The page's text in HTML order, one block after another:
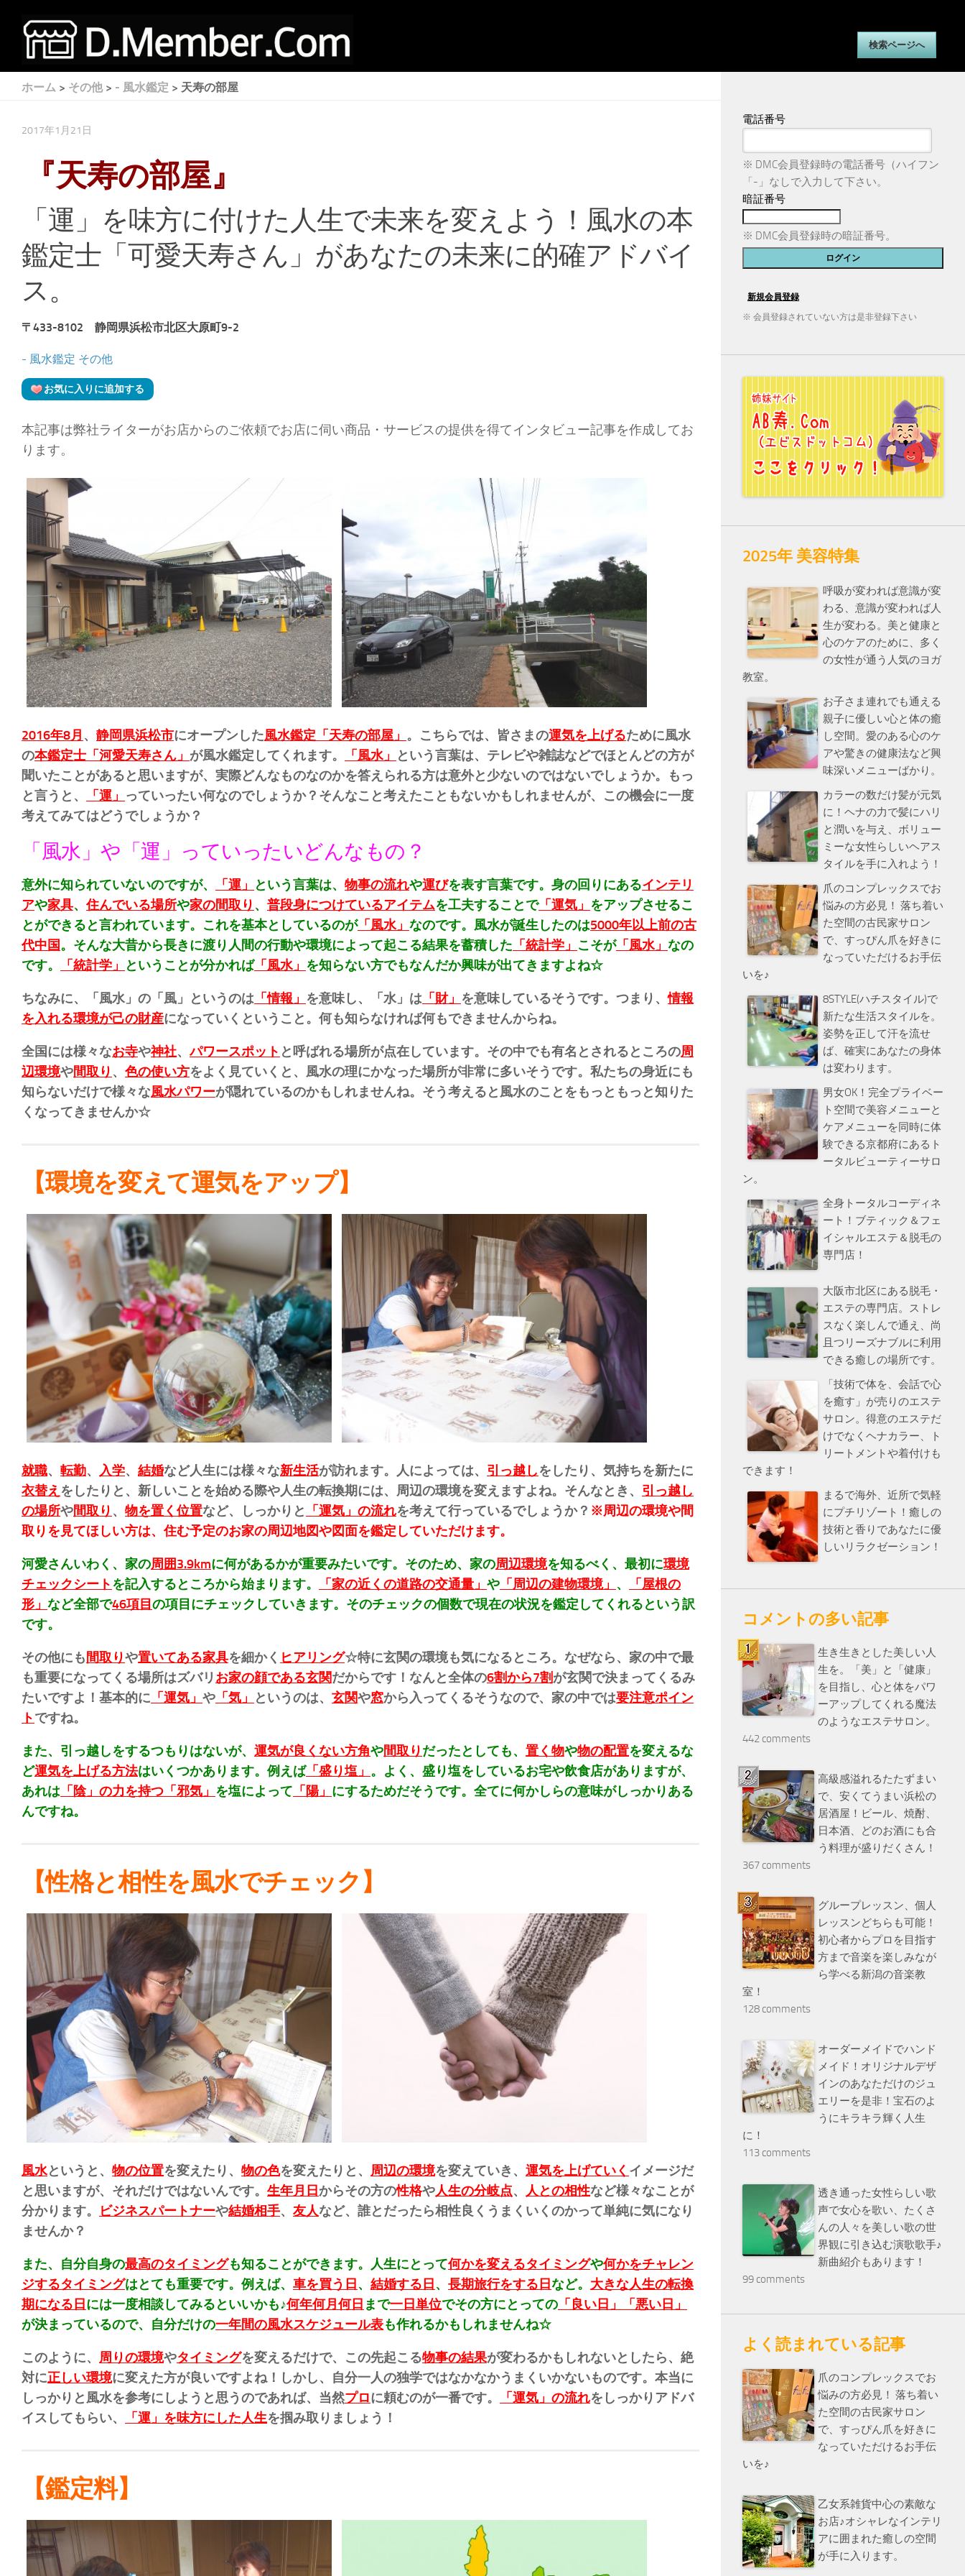
検索ページへ
ホーム > その他> - 風水鑑定 > 天寿の部屋
2017年1月21日
『天寿の部屋』
「運」を味方に付けた人生で未来を変えよう！風水の本
鑑定士「可愛天寿さん」があなたの未来に的確アドバイ
ス。
〒433-8102 静岡県浜松市北区大原町9-2
- 風水鑑定 その他
お気に入りに追加する
本記事は弊社ライターがお店からのご依頼でお店に伺い商品・サービスの提供を得てインタビュー記事を作成してお
ります。
2016年8月 、 静岡県浜松市にオープンした風水鑑定「天寿の部屋」 。こちらでは、皆さまの運気を上げるために風水
の本鑑定士「河愛天寿さん」 が風水鑑定してくれます。 「風水」 という言葉は、テレビや雑誌などでほとんどの方が
聞いたことがあると思いますが、実際どんなものなのかを答えられる方は意外と少ないのではないでしょうか。もっ
と言うと、
「運」 っていったい何なのでしょうか？そんなこと考えたこともないかもしれませんが、この機会に一度
考えてみてはどうでしょうか？
「風水」や「運」っていったいどんなもの？
意外に知られていないのですが、 「運」 という言葉は、 物事の流れや運びを表す言葉です。身の回りにあるインテリ
アや家具、住んでいる場所や家の間取り、 普段身につけているアイテムを工夫することで「運気」 をアップさせるこ
とができると言われています。これを基本としているのが「風水」 なのです。風水が誕生したのは5000年以上前の古
代中国。そんな大昔から長きに渡り人間の行動や環境によって起こる結果を蓄積した 「統計学」 こそが「風水」 なの
です。
「統計学」 ということが分かれば「風水」 を知らない方でもなんだか興味が出てきますよね☆
ちなみに、「風水」の「風」というのは 「情報」 を意味し、「水」は 「財」 を意味しているそうです。つまり、情報
を入れる環境が己の財産になっていくということ。何も知らなければ何もできませんからね。
全国には様々なお寺や神社、パワースポット と呼ばれる場所が点在しています。その中でも有名とされるところの周
辺環境や間取り 、 色の使い方をよく見ていくと、風水の理にかなった場所が非常に多いそうです。私たちの身近にも
知らないだけで様々な風水パワーが隠れているのかもしれませんね。そう考えると風水のことをもっともっと知りた
くなってきませんか☆
【環境を変えて運気をアップ】
就職、 転勤、 入学、 結婚など人生には様々な新生活が訪れます。人によっては、 引っ越しをしたり、気持ちを新たに
衣替え をしたりと、新しいことを始める際や人生の転換期には、周辺の環境を変えますよね。そんなとき、 引っ越し
の場所や間取り 、 物を置く位置など、しっかりと 「運気」の流れを考えて行っているでしょうか？ ※周辺の環境や間
取りを見てほしい方は、住む予定のお家の周辺地図や図面を鑑定していただけます。
河愛さんいわく、家の周囲3.9kmに何があるかが重要みたいです。そのため、家の周辺環境を知るべく、最初に環境
チェックシートを記入するところから始まります。 「家の近くの道路の交通量」 や 「周辺の建物環境」 、
「屋根の
形」 など全部で46項目 の項目にチェックしていきます。そのチェックの個数で現在の状況を鑑定してくれるという訳
です。
その他にも 間取りや置いてある家具を細かく ヒアリング☆特に玄関の環境も気になるところ。なぜなら、家の中で最
も重要になってくる場所はズバリ お家の顔である玄関だからです！なんと全体の6割から7割が玄関で決まってくるみ
たいですよ！基本的に 「運気」 や 「気」 というのは、 玄関や窓から入ってくるそうなので、家の中では要注意ポイン
トですね。
また、引っ越しをするつもりはないが、 運気が良くない方角や間取りだったとしても、 置く物や物の配置を変えるな
ど運気を上げる方法はいくつかあります。例えば「盛り塩」 。よく、盛り塩をしているお宅や飲食店がありますが、
あれは 「陰」の力を持つ「邪気」 を塩によって 「陽」 にするためだそうです。全てに何かしらの意味がしっかりある
んですね。
【性格と相性を風水でチェック】
風水というと、 物の位置を変えたり、 物の色を変えたりと、 周辺の環境を変えていき、 運気を上げていく イメージだ
と思いますが、それだけではないんです。 生年月日からその方の性格や人生の分岐点、 人との相性など様々なことが
分かります。
ビジネスパートナーや結婚相手、 友人など、誰とだったら相性良くうまくいくのかって単純に気になり
ませんか？
また、自分自身の最高のタイミングも知ることができます。人生にとって何かを変えるタイミングや何かをチャレン
ジするタイミングはとても重要です。 例えば、 車を買う日 、 結婚する日 、 長期旅行をする日など。 大きな人生の転換
期になる日 には一度相談してみるといいかも♪何年何月何日 まで一日単位でその方にとっての 「良い日」「悪い日」
が決まっているので、自分だけの一年間の風水スケジュール表も作れるかもしれませんね☆
このように、 周りの環境やタイミングを変えるだけで、この先起こる物事の結果が変わるかもしれないとしたら、絶
対に正しい環境に変えた方が良いですよね！ しかし、自分一人の独学ではなかなかうまくいかないものです。本当に
しっかりと風水を参考にしようと思うのであれば、当然プロに頼むのが一番です。 「運気」の流れをしっかりアドバ
イスしてもらい、
「運」を味方にした人生を掴み取りましょう！
【鑑定料】
電話番号
※ DMC会員登録時の電話番号（ハイフン
「-」なしで入力して下さい。
暗証番号
※ DMC会員登録時の暗証番号。
※ 会員登録されていない方は是非登録下さい
2025年 美容特集
呼吸が変われば意識が変
わる、意識が変われば人
生が変わる。美と健康と
心のケアのために、多く
の女性が通う人気のヨガ
教室。
お子さま連れでも通える
親子に優しい心と体の癒
し空間。愛のある心のケ
アや驚きの健康法など興
味深いメニューばかり。
カラーの数だけ髪が元気
に！ヘナの力で髪にハリ
と潤いを与え、ボリュー
ミーな女性らしいヘアス
タイルを手に入れよう！
爪のコンプレックスでお
悩みの方必見！ 落ち着い
た空間の古民家サロン
で、すっぴん爪を好きに
なっていただけるお手伝
いを♪
8STYLE(ハチスタイル)で
新たな生活スタイルを。
姿勢を正して汗を流せ
ば、確実にあなたの身体
は変わります。
男女OK！完全プライベー
ト空間で美容メニューと
ケアメニューを同時に体
験できる京都府にあるト
ータルビューティーサロ
ン。
全身トータルコーディネ
ート！ブティック＆フェ
イシャルエステ＆脱毛の
専門店！
大阪市北区にある脱毛・
エステの専門店。ストレ
スなく楽しんで通え、尚
且つリーズナブルに利用
できる癒しの場所です。
「技術で体を、会話で心
を癒す」が売りのエステ
サロン。得意のエステだ
けでなくヘナカラー、ト
リートメントや着付けも
できます！
まるで海外、近所で気軽
にプチリゾート！癒しの
技術と香りであなたに優
しいリラクゼーション！
コメントの多い記事
生き生きとした美しい人
生を。「美」と「健康」
を目指し、心と体をパワ
ーアップしてくれる魔法
のようなエステサロン。
442 comments
高級感溢れるたたずまい
で、安くてうまい浜松の
居酒屋！ビール、焼酎、
日本酒、どのお酒にも合
う料理が盛りだくさん！
367 comments
グループレッスン、個人
レッスンどちらも可能！
初心者からプロを目指す
方まで音楽を楽しみなが
ら学べる新潟の音楽教
室！
128 comments
オーダーメイドでハンド
メイド！オリジナルデザ
インのあなただけのジュ
エリーを是非！宝石のよ
うにキラキラ輝く人生
に！
113 comments
透き通った女性らしい歌
声で女心を歌い、たくさ
んの人々を美しい歌の世
界観に引き込む演歌歌手♪
新曲紹介もあります！
99 comments
よく読まれている記事
爪のコンプレックスでお
悩みの方必見！ 落ち着い
た空間の古民家サロン
で、すっぴん爪を好きに
なっていただけるお手伝
いを♪
乙女系雑貨中心の素敵な
お店♪オシャレなインテリ
アに囲まれた癒しの空間
が手に入ります。